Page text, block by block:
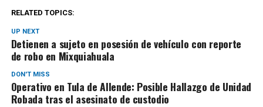
RELATED TOPICS:
UP NEXT
Detienen a sujeto en posesión de vehículo con reporte
de robo en Mixquiahuala
DON'T MISS
Operativo en Tula de Allende: Posible Hallazgo de Unidad
Robada tras el asesinato de custodio